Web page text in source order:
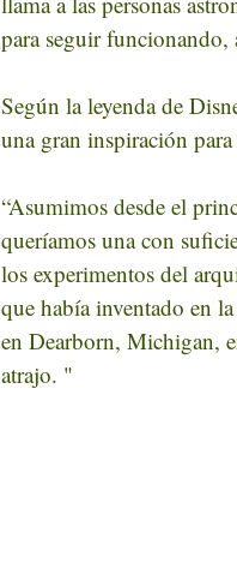
para seguir
Según la leyenda de
una gran inspiración
“Asumimos desde el
queríamos una con
los experimentos del
que había inventado en
en Dearborn, Michigan,
atrajo. "